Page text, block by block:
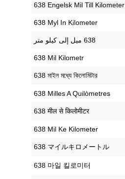
‎638 Engelsk Mil Till Kilometer
‎638 Myl In Kilometer
‎638 Mil Kilometr
‎638 মাইল মধ্যে কিলোমিটার
‎638 Milles A Quilòmetres
‎638 मील से किलोमीटर
‎638 Mil Ke Kilometer
‎638 マイルキロメートル
‎638 마일 킬로미터